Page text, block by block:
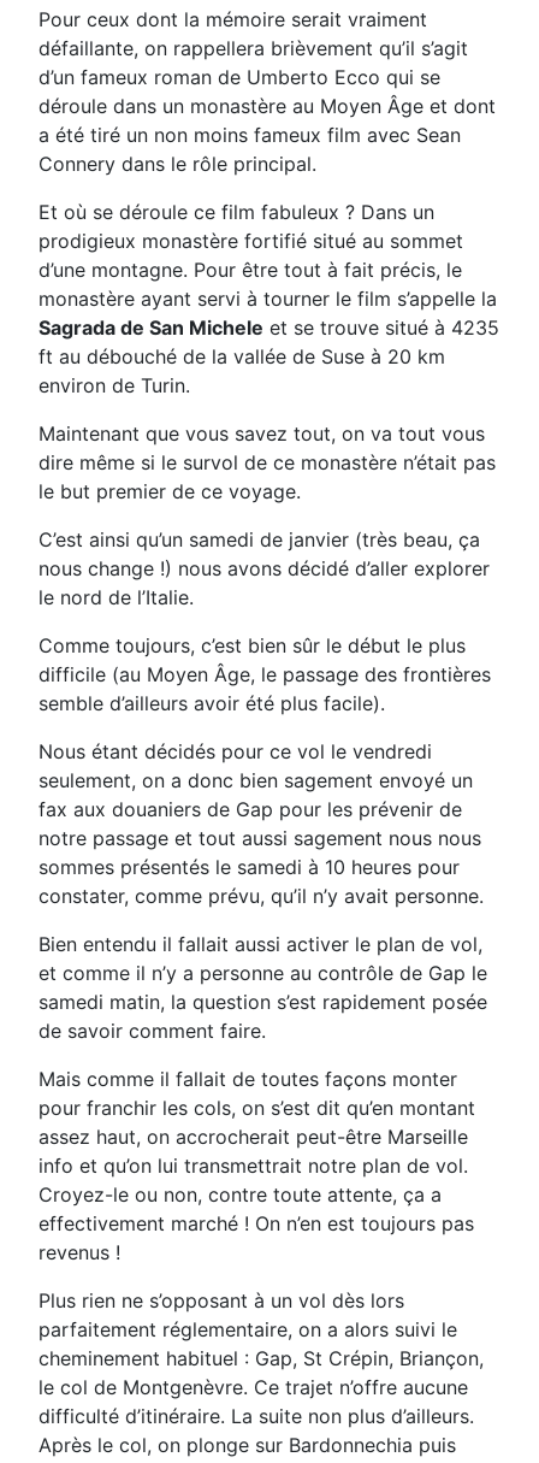
Pour ceux dont la mémoire serait vraiment
défaillante, on rappellera brièvement qu’il s’agit
d’un fameux roman de Umberto Ecco qui se
déroule dans un monastère au Moyen Âge et dont
a été tiré un non moins fameux film avec Sean
Connery dans le rôle principal.
Et où se déroule ce film fabuleux ? Dans un
prodigieux monastère fortifié situé au sommet
d’une montagne. Pour être tout à fait précis, le
monastère ayant servi à tourner le film s’appelle la
Sagrada de San Michele et se trouve situé à 4235
ft au débouché de la vallée de Suse à 20 km
environ de Turin.
Maintenant que vous savez tout, on va tout vous
dire même si le survol de ce monastère n’était pas
le but premier de ce voyage.
C’est ainsi qu’un samedi de janvier (très beau, ça
nous change !) nous avons décidé d’aller explorer
le nord de l’Italie.
Comme toujours, c’est bien sûr le début le plus
difficile (au Moyen Âge, le passage des frontières
semble d’ailleurs avoir été plus facile).
Nous étant décidés pour ce vol le vendredi
seulement, on a donc bien sagement envoyé un
fax aux douaniers de Gap pour les prévenir de
notre passage et tout aussi sagement nous nous
sommes présentés le samedi à 10 heures pour
constater, comme prévu, qu’il n’y avait personne.
Bien entendu il fallait aussi activer le plan de vol,
et comme il n’y a personne au contrôle de Gap le
samedi matin, la question s’est rapidement posée
de savoir comment faire.
Mais comme il fallait de toutes façons monter
pour franchir les cols, on s’est dit qu’en montant
assez haut, on accrocherait peut-être Marseille
info et qu’on lui transmettrait notre plan de vol.
Croyez-le ou non, contre toute attente, ça a
effectivement marché ! On n’en est toujours pas
revenus !
Plus rien ne s’opposant à un vol dès lors
parfaitement réglementaire, on a alors suivi le
cheminement habituel : Gap, St Crépin, Briançon,
le col de Montgenèvre. Ce trajet n’offre aucune
difficulté d’itinéraire. La suite non plus d’ailleurs.
Après le col, on plonge sur Bardonnechia puis